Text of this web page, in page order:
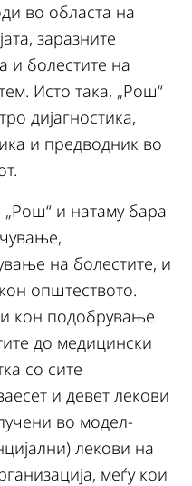
во областа на
заразните
и болестите на
Исто така, „Рош“
дијагностика,
и предводник во
и натаму бара
на болестите, и
општеството.
кон подобрување
до медицински
со сите
и девет лекови
во модел-
лекови на
меѓу кои